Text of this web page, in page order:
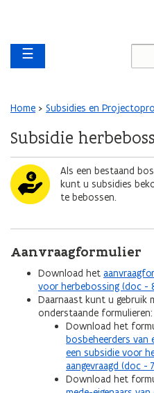
Main navigation
☰
Kruimelpad
Home Subsidies en
Subsidie
AfbeeldingAls een bestaand
kunt u subsidies
te bebossen.
Aanvraagformulier
Download het
voor herbebossing (doc -
Daarnaast kunt u gebruik
onderstaande formulieren:
Download het
bosbeheerders van
een subsidie voor
aangevraagd (doc -
Download het